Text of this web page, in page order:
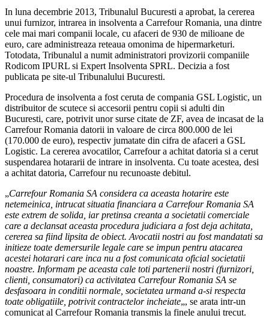
In luna decembrie 2013, Tribunalul Bucuresti a aprobat, la cererea
unui furnizor, intrarea in insolventa a Carrefour Romania, una dintre
cele mai mari companii locale, cu afaceri de 930 de milioane de
euro, care administreaza reteaua omonima de hipermarketuri.
Totodata, Tribunalul a numit administratori provizorii companiile
Rodicom IPURL si Expert Insolventa SPRL. Decizia a fost
publicata pe site-ul Tribunalului Bucuresti.
Procedura de insolventa a fost ceruta de compania GSL Logistic, un
distribuitor de scutece si accesorii pentru copii si adulti din
Bucuresti, care, potrivit unor surse citate de ZF, avea de incasat de la
Carrefour Romania datorii in valoare de circa 800.000 de lei
(170.000 de euro), respectiv jumatate din cifra de afaceri a GSL
Logistic. La cererea avocatilor, Carrefour a achitat datoria si a cerut
suspendarea hotararii de intrare in insolventa. Cu toate acestea, desi
a achitat datoria, Carrefour nu recunoaste debitul.
„Carrefour Romania SA considera ca aceasta hotarire este
netemeinica, intrucat situatia financiara a Carrefour Romania SA
este extrem de solida, iar pretinsa creanta a societatii comerciale
care a declansat aceasta procedura judiciara a fost deja achitata,
cererea sa fiind lipsita de obiect. Avocatii nostri au fost mandatati sa
initieze toate demersurile legale care se impun pentru atacarea
acestei hotarari care inca nu a fost comunicata oficial societatii
noastre. Informam pe aceasta cale toti partenerii nostri (furnizori,
clienti, consumatori) ca activitatea Carrefour Romania SA se
desfasoara in conditii normale, societatea urmand a-si respecta
toate obligatiile, potrivit contractelor incheiate„, se arata intr-un
comunicat al Carrefour Romania transmis la finele anului trecut.